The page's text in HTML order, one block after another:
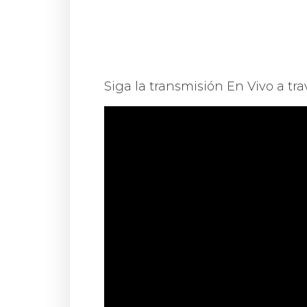
Siga la transmisión En Vivo a